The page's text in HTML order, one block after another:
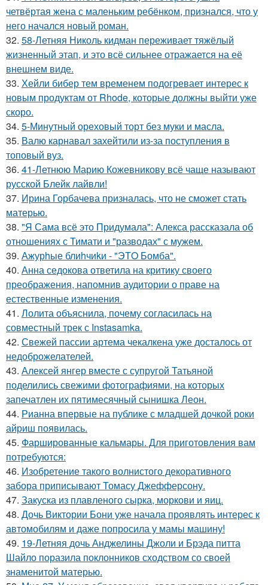
четвёртая жена с маленьким ребёнком, признался, что у
него начался новый роман.
32. 58-Летняя Николь кидман переживает тяжёлый
жизненный этап, и это всё сильнее отражается на её
внешнем виде.
33. Хейли бибер тем временем подогревает интерес к
новым продуктам от Rhode, которые должны выйти уже
скоро.
34. 5-Минутный ореховый торт без муки и масла.
35. Валю карнавал захейтили из-за поступления в
топовый вуз.
36. 41-Летнюю Марию Кожевникову всё чаще называют
русской Блейк лайвли!
37. Ирина Горбачева призналась, что не сможет стать
матерью.
38. "Я Сама всё это Придумала": Алекса рассказала об
отношениях с Тимати и "разводах" с мужем.
39. Ажурhые блиhчиkи - "ЭТO Бомба".
40. Анна седокова ответила на критику своего
преображения, напомнив аудитории о праве на
естественные изменения.
41. Лолита объяснила, почему согласилась на
совместный трек с Instasamka.
42. Свежей пассии артема чекалкена уже досталось от
недоброжелателей.
43. Алексей янгер вместе с супругой Татьяной
поделились свежими фотографиями, на которых
запечатлен их пятимесячный сынишка Леон.
44. Рианна впервые на публике с младшей дочкой роки
айриш появилась.
45. Фаршированные кальмары. Для приготовления вам
потребуются:
46. Изобретение такого волнистого декоративного
забора приписывают Томасу Джефферсону.
47. Закуска из плавленого сырка, моркови и яиц.
48. Дочь Виктории Бони уже начала проявлять интерес к
автомобилям и даже попросила у мамы машину!
49. 19-Летняя дочь Анджелины Джоли и Брэда питта
Шайло поразила поклонников сходством со своей
знаменитой матерью.